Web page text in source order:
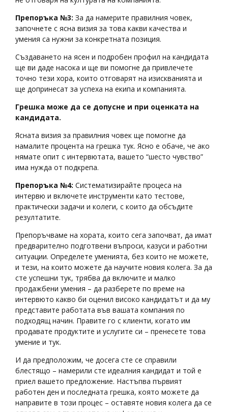
Препоръка №3: За да намерите правилния човек,
започнете с ясна визия за това какви качества и
умения са нужни за конкретната позиция.
Създаването на ясен и подробен профил на кандидата
ще ви даде насока и ще ви помогне да привлечете
точно тези хора, които отговарят на изискванията и
ще допринесат за успеха на екипа и компанията.
Грешка може да се допусне и при оценката на
кандидата.
Ясната визия за правилния човек ще помогне да
намалите процента на грешка тук. Ясно е обаче, че ако
нямате опит с интервютата, вашето “шесто чувство”
има нужда от подкрепа.
Препоръка №4: Систематизирайте процеса на
интервю и включете инструменти като тестове,
практически задачи и колеги, с които да обсъдите
резултатите.
Препоръчваме на хората, които сега започват, да имат
предварително подготвени въпроси, казуси и работни
ситуации. Определете уменията, без които не можете,
и тези, на които можете да научите новия колега. За да
сте успешни тук, трябва да включите и малко
продажбени умения – да разберете по време на
интервюто какво би оценил високо кандидатът и да му
представите работата във вашата компания по
подходящ начин. Правите го с клиенти, когато им
продавате продуктите и услугите си – пренесете това
умение и тук.
И да предположим, че досега сте се справили
блестящо – намерили сте идеалния кандидат и той е
приел вашето предложение. Настъпва първият
работен ден и последната грешка, която можете да
направите в този процес – оставяте новия колега да се